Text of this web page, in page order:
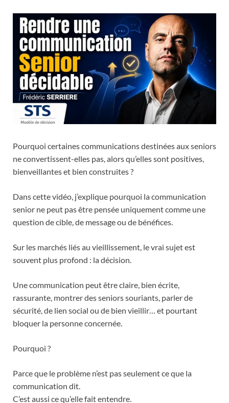
Pourquoi certaines communications destinées aux seniors
ne convertissent-elles pas, alors qu’elles sont positives,
bienveillantes et bien construites ?
Dans cette vidéo, j’explique pourquoi la communication
senior ne peut pas être pensée uniquement comme une
question de cible, de message ou de bénéfices.
Sur les marchés liés au vieillissement, le vrai sujet est
souvent plus profond : la décision.
Une communication peut être claire, bien écrite,
rassurante, montrer des seniors souriants, parler de
sécurité, de lien social ou de bien vieillir… et pourtant
bloquer la personne concernée.
Pourquoi ?
Parce que le problème n’est pas seulement ce que la
communication dit.
C’est aussi ce qu’elle fait entendre.